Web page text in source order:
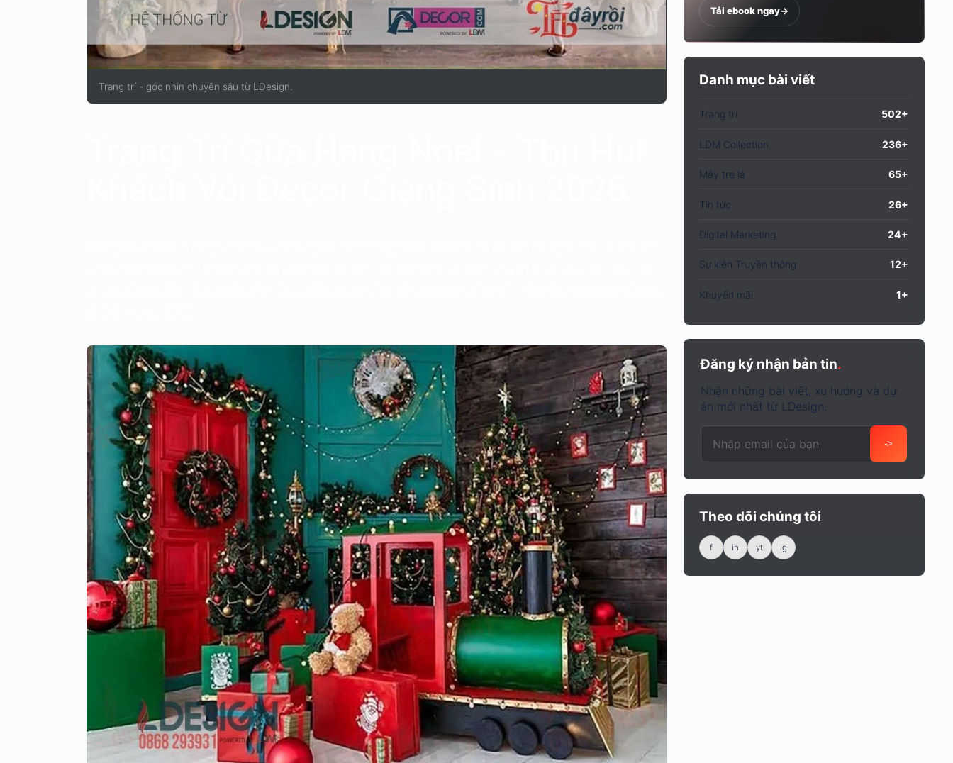
Trang trí - góc nhìn chuyên sâu từ LDesign.
Tải ebook ngay->
Danh mục bài viết
Trang trí 502+
LDM Collection 236+
Mây tre lá 65+
Tin tức 26+
Digital Marketing 24+
Sự kiện Truyền thông 12+
Khuyến mãi 1+
Đăng ký nhận bản tin.
Nhận những bài viết, xu hướng và dự
án mới nhất từ LDesign.
Email của bạn
->
Theo dõi chúng tôi
f in yt ig